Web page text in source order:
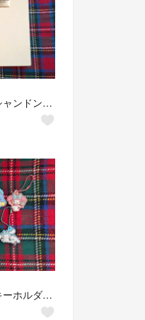
モエ・エ・シャンドン ノート
サンリオ キーホルダー 5点セット